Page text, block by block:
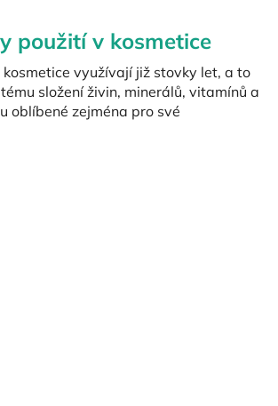
použití v kosmetice
kosmetice využívají již stovky let, a to
složení živin, minerálů, vitamínů a
oblíbené zejména pro své